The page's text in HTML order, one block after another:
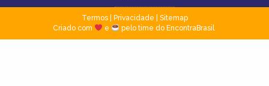
Termos| Privacidade
Sitemap
Criado com
e pelo time do EncontraBrasil